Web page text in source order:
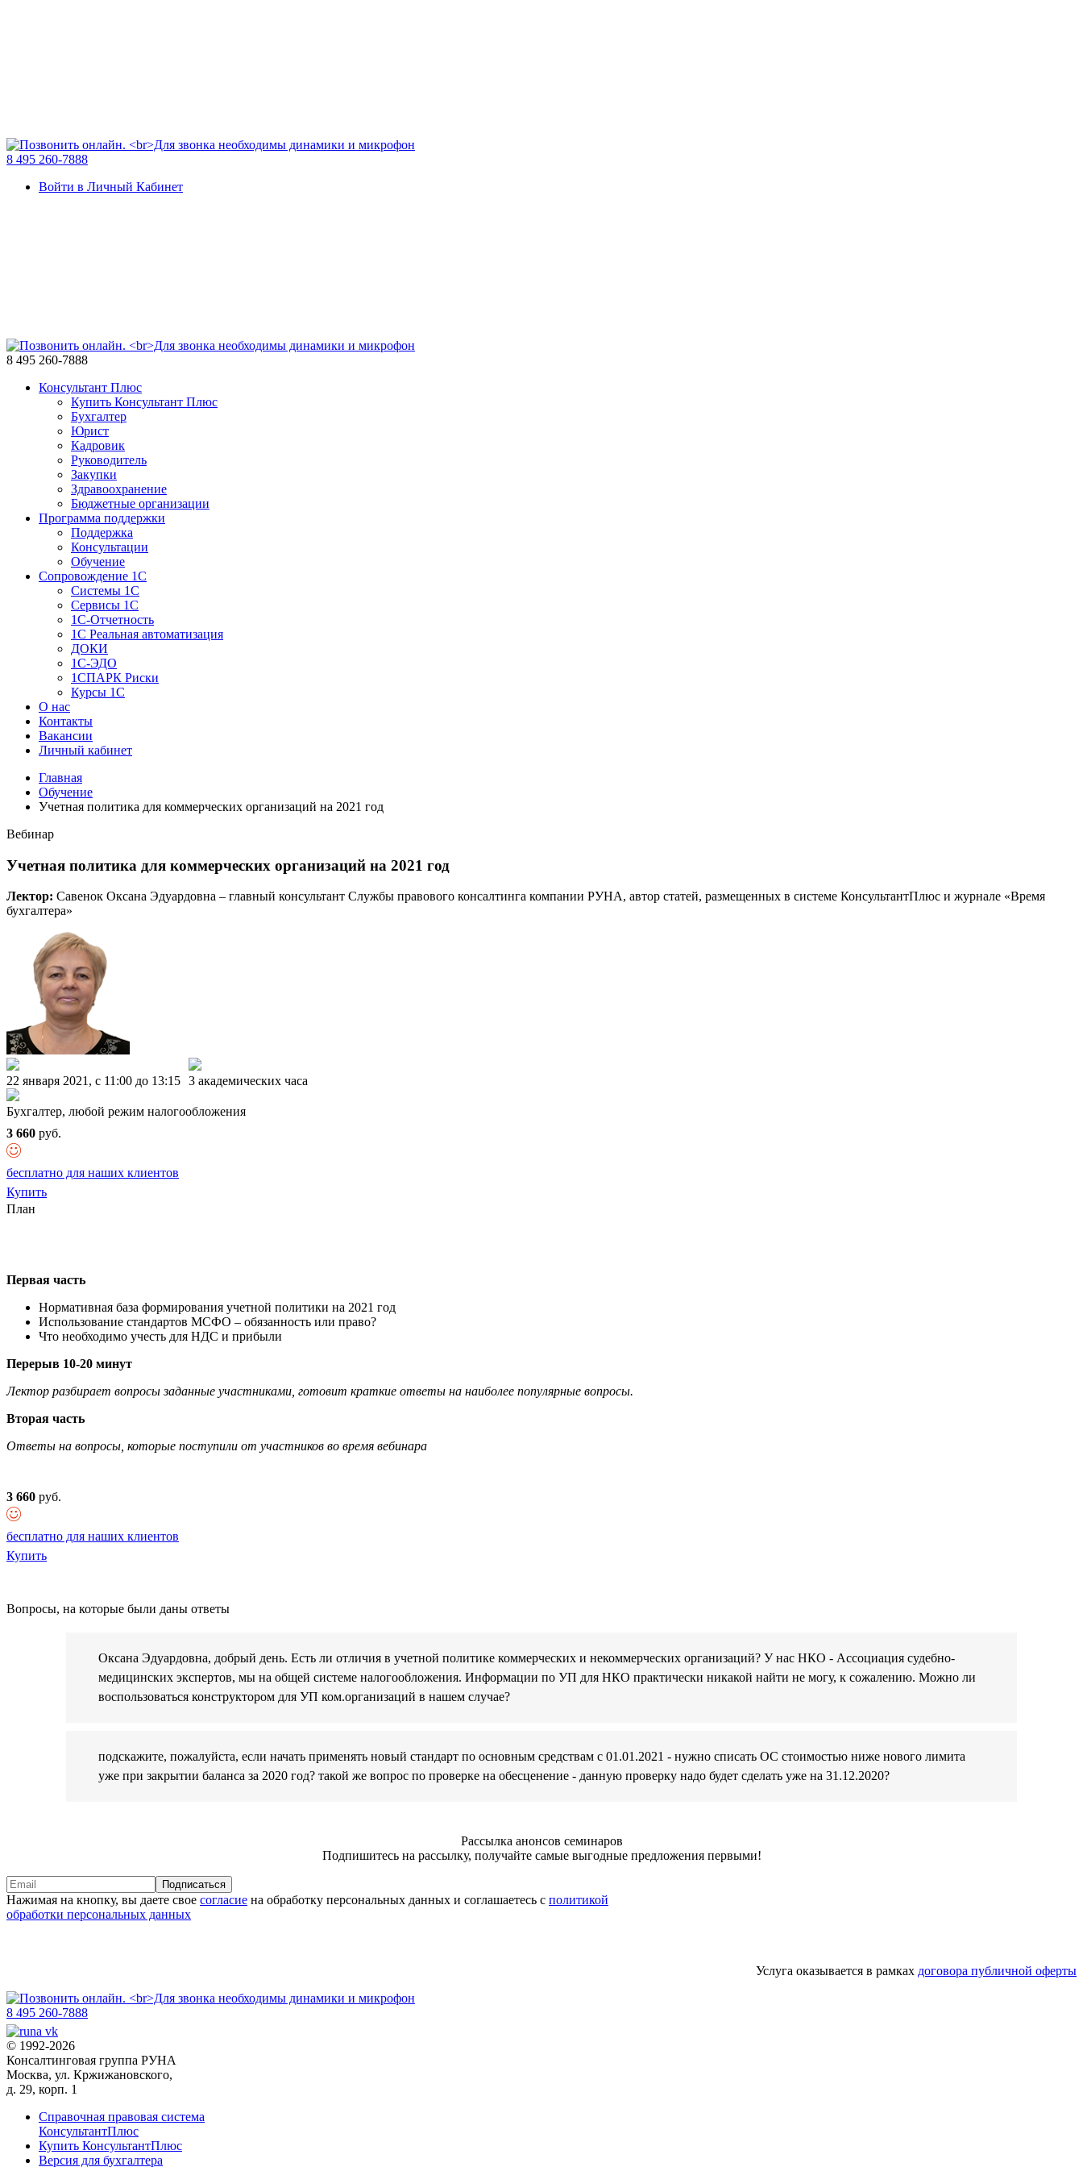
8 495 260-7888
Войти в Личный Кабинет
8 495 260-7888
Консультант Плюс
Купить Консультант Плюс
Бухгалтер
Юрист
Кадровик
Руководитель
Закупки
Здравоохранение
Бюджетные организации
Программа поддержки
Поддержка
Консультации
Обучение
Сопровождение 1С
Системы 1С
Сервисы 1С
1C-Отчетность
1С Реальная автоматизация
ДОКИ
1C-ЭДО
1СПАРК Риски
Курсы 1С
О нас
Контакты
Вакансии
Личный кабинет
Главная
Обучение
Учетная политика для коммерческих организаций на 2021 год
Вебинар
Учетная политика для коммерческих организаций на 2021 год
Лектор: Савенок Оксана Эдуардовна – главный консультант Службы правового консалтинга компании РУНА, автор статей, размещенных в системе КонсультантПлюс и журнале «Время
бухгалтера»
22 января 2021, c 11:00 до 13:15 3 академических часа
Бухгалтер, любой режим налогообложения
3 660 руб.
бесплатно для наших клиентов
Купить
План
Первая часть
Нормативная база формирования учетной политики на 2021 год
Использование стандартов МСФО – обязанность или право?
Что необходимо учесть для НДС и прибыли
Перерыв 10-20 минут
Лектор разбирает вопросы заданные участниками, готовит краткие ответы на наиболее популярные вопросы.
Вторая часть
Ответы на вопросы, которые поступили от участников во время вебинара
3 660 руб.
бесплатно для наших клиентов
Купить
Вопросы, на которые были даны ответы
Оксана Эдуардовна, добрый день. Есть ли отличия в учетной политике коммерческих и некоммерческих организаций? У нас НКО - Ассоциация судебно-
медицинских экспертов, мы на общей системе налогообложения. Информации по УП для НКО практически никакой найти не могу, к сожалению. Можно ли
воспользоваться конструктором для УП ком.организаций в нашем случае?
подскажите, пожалуйста, если начать применять новый стандарт по основным средствам с 01.01.2021 - нужно списать ОС стоимостью ниже нового лимита
уже при закрытии баланса за 2020 год? такой же вопрос по проверке на обесценение - данную проверку надо будет сделать уже на 31.12.2020?
Рассылка анонсов семинаров
Подпишитесь на рассылку, получайте самые выгодные предложения первыми!
Подписаться
Нажимая на кнопку, вы даете свое согласие на обработку персональных данных и соглашаетесь с политикой
обработки персональных данных
Услуга оказывается в рамках договора публичной оферты
8 495 260-7888
© 1992-2026
Консалтинговая группа РУНА
Москва, ул. Кржижановского,
д. 29, корп. 1
Справочная правовая система
КонсультантПлюс
Купить КонсультантПлюс
Версия для бухгалтера